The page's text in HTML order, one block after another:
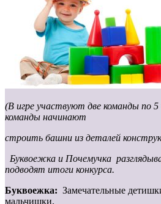
(В игре участвуют две команды по 5
команды начинают
строить башни из деталей
Буквоежка и Почемучка
подводят итоги конкурса.
Буквоежка: Замечательные
мальчишки.